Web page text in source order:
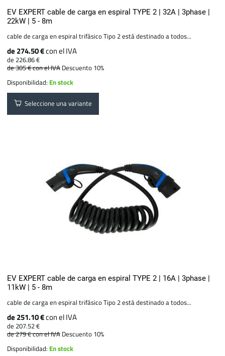
EV EXPERT cable de carga en espiral TYPE 2 | 32A | 3phase |
22kW | 5 - 8m
cable de carga en espiral trifásico Tipo 2 está destinado a todos...
de 274.50 €con el IVA
de 226.86 €
de 305 €con el IVA Descuento 10%
Disponibilidad: En stock
Seleccione una variante
EV EXPERT cable de carga en espiral TYPE 2 | 16A | 3phase |
11kW | 5 - 8m
cable de carga en espiral trifásico Tipo 2 está destinado a todos...
de 251.10 €con el IVA
de 207.52 €
de 279 €con el IVA Descuento 10%
Disponibilidad: En stock